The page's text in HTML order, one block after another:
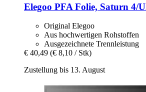
Elegoo PFA Folie, Saturn 4/
Original Elegoo
Aus hochwertigen Rohstoffen
Ausgezeichnete Trennleistung
€ 40,49 (€ 8,10 / Stk)
Zustellung bis 13. August